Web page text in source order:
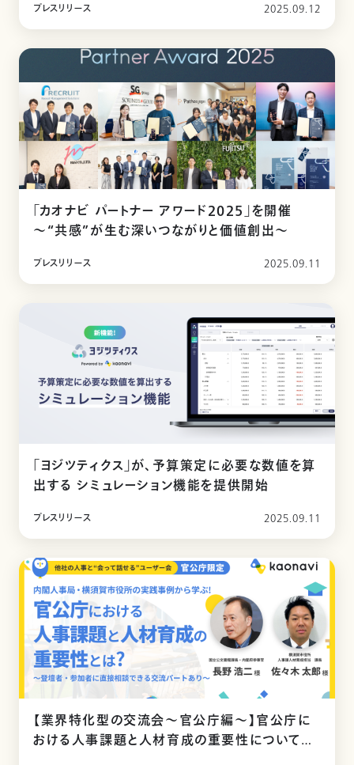
プレスリリース 2025.09.12
「カオナビ パートナー アワード2025」を開催
〜“共感”が生む深いつながりと価値創出〜
プレスリリース 2025.09.11
「ヨジツティクス」が、予算策定に必要な数値を算
出する シミュレーション機能を提供開始
プレスリリース 2025.09.11
【業界特化型の交流会〜官公庁編～】官公庁に
おける人事課題と人材育成の重要性についてお